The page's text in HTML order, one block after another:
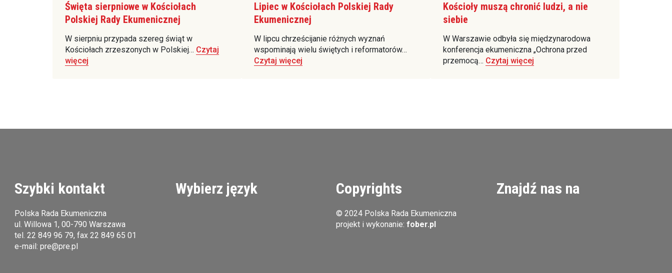
Święta sierpniowe w Kościołach
Polskiej Rady Ekumenicznej
W sierpniu przypada szereg świąt w
Kościołach zrzeszonych w Polskiej… Czytaj
więcej
Lipiec w Kościołach Polskiej Rady
Ekumenicznej
W lipcu chrześcijanie różnych wyznań
wspominają wielu świętych i reformatorów…
Czytaj więcej
Kościoły muszą chronić ludzi, a nie
siebie
W Warszawie odbyła się międzynarodowa
konferencja ekumeniczna „Ochrona przed
przemocą… Czytaj więcej
Szybki kontakt
Polska Rada Ekumeniczna
ul. Willowa 1, 00-790 Warszawa
tel.22 849 96 79, fax 22 849 65 01
e-mail:pre@pre.pl
Wybierz język Copyrights
© 2024 Polska Rada Ekumeniczna
projekt i wykonanie: fober.pl
Znajdź nas na